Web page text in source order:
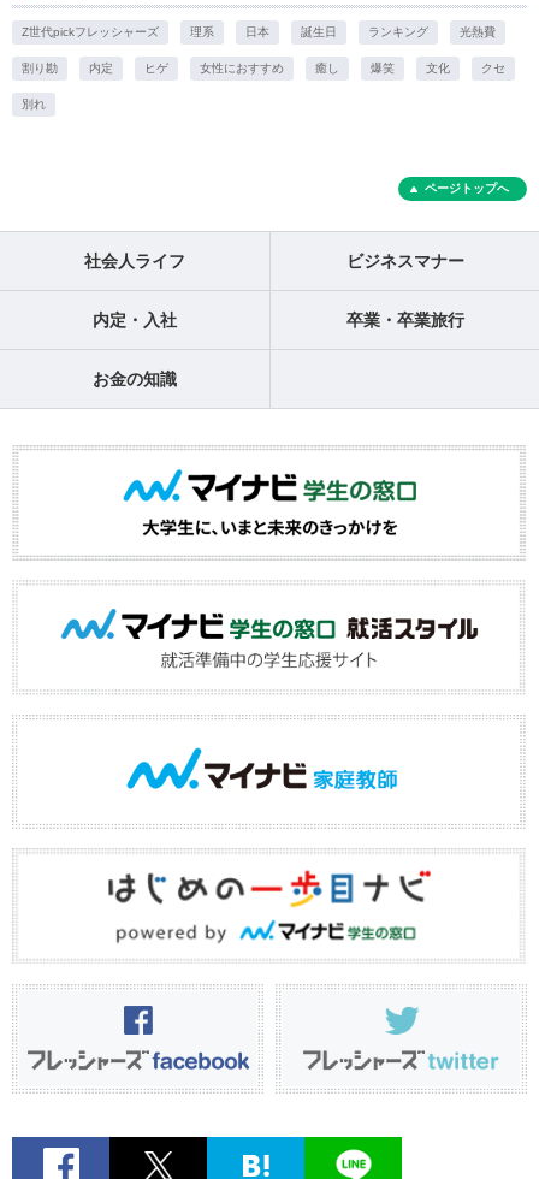
Z世代pickフレッシャーズ 理系 日本 誕生日 ランキング 光熱費
割り勘 内定 ヒゲ 女性におすすめ 癒し 爆笑 文化 クセ
別れ
ページトップへ
社会人ライフ ビジネスマナー
内定・入社 卒業・卒業旅行
お金の知識